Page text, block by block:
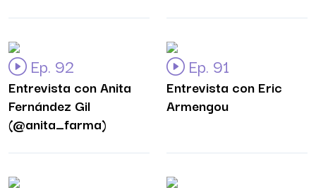
Ep. 92
Entrevista con Anita
Fernández Gil
(@anita_farma)
Ep. 91
Entrevista con Eric
Armengou